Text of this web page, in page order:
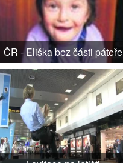
ČR - Eliška bez části páteře